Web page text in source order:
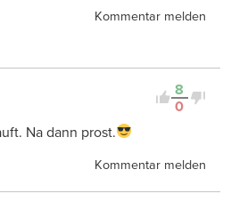
Kommentar melden
8
0
Na dann prost.
Kommentar melden